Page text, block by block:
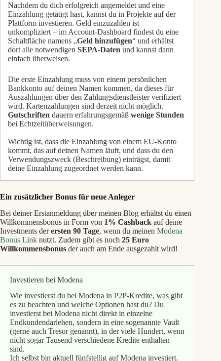
Nachdem du dich erfolgreich angemeldet und eine
Einzahlung getätigt hast, kannst du in Projekte auf der
Plattform investieren. Geld einzuzahlen ist
unkompliziert – im Account-Dashboard findest du eine
Schaltfläche namens „Geld hinzufügen“ und erhältst
dort alle notwendigen SEPA-Daten und kannst dann
einfach überweisen.
Die erste Einzahlung muss von einem persönlichen
Bankkonto auf deinen Namen kommen, da dieses für
Auszahlungen über den Zahlungsdienstleister verifiziert
wird. Kartenzahlungen sind derzeit nicht möglich.
Gutschriften dauern erfahrungsgemäß wenige Stunden
bei Echtzeitüberweisungen.
Wichtig ist, dass die Einzahlung von einem EU-Konto
kommt, das auf deinen Namen läuft, und dass du den
Verwendungszweck (Beschreibung) einträgst, damit
deine Einzahlung zugeordnet werden kann.
Ein zusätzlicher Bonus für neue Anleger
Bei deiner Erstanmeldung über meinen Blog erhältst du einen
Willkommensbonus in Form von 1% Cashback auf deine
Investments derersten 90 Tage, wenn du meinen Modena
Bonus Link nutzt. Zudem gibt es noch 25 Euro
Willkommensbonus der auch am Ende ausgezahlt wird!
Investieren bei Modena
Wie investierst du bei Modena in P2P-Kredite, was gibt
es zu beachten und welche Optionen hast du? Du
investierst bei Modena nicht direkt in einzelne
Endkundendarlehen, sondern in eine sogenannte Vault
(gerne auch Tresor genannt), in der viele Hundert, wenn
nicht sogar Tausend verschiedene Kredite enthalten
sind.
Ich selbst bin aktuell fünfstellig auf Modena investiert.